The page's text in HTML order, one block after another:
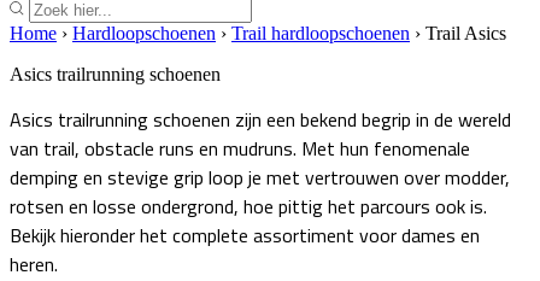
Home › Hardloopschoenen › Trail hardloopschoenen › Trail Asics
Asics trailrunning schoenen
Asics trailrunning schoenen zijn een bekend begrip in de wereld
van trail, obstacle runs en mudruns. Met hun fenomenale
demping en stevige grip loop je met vertrouwen over modder,
rotsen en losse ondergrond, hoe pittig het parcours ook is.
Bekijk hieronder het complete assortiment voor dames en
heren.